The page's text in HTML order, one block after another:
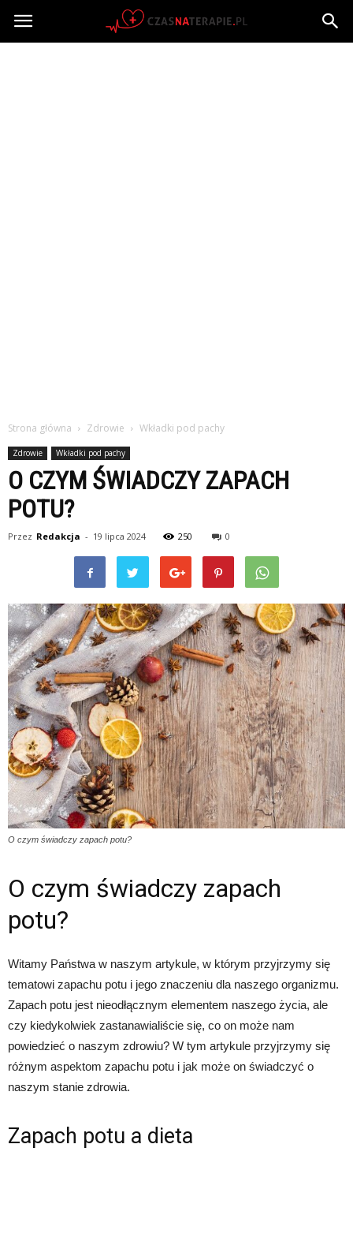
Czasnaterapie.pl
Strona główna Zdrowie Wkładki pod pachy
Zdrowie Wkładki pod pachy
O CZYM ŚWIADCZY ZAPACH
POTU?
Przez Redakcja - 19 lipca 2024 250 0
O czym świadczy zapach potu?
O czym świadczy zapach
potu?
Witamy Państwa w naszym artykule, w którym przyjrzymy się
tematowi zapachu potu i jego znaczeniu dla naszego organizmu.
Zapach potu jest nieodłącznym elementem naszego życia, ale
czy kiedykolwiek zastanawialiście się, co on może nam
powiedzieć o naszym zdrowiu? W tym artykule przyjrzymy się
różnym aspektom zapachu potu i jak może on świadczyć o
naszym stanie zdrowia.
Zapach potu a dieta